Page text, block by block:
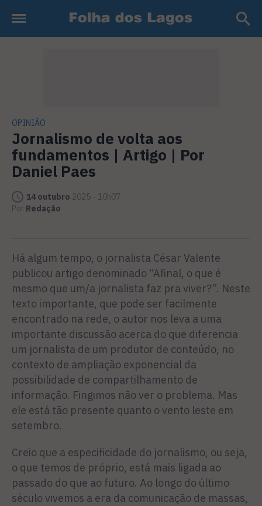
OPINIÃO
Jornalismo de volta aos
fundamentos | Artigo | Por
Daniel Paes
14 outubro 2025 - 10h07
Por Redação
Há algum tempo, o jornalista César Valente
publicou artigo denominado “Afinal, o que é
mesmo que um/a jornalista faz pra viver?”. Neste
texto importante, que pode ser facilmente
encontrado na rede, o autor nos leva a uma
importante discussão acerca do que diferencia
um jornalista de um produtor de conteúdo, no
contexto de ampliação exponencial da
possibilidade de compartilhamento de
informação. Fingimos não ver o problema. Mas
ele está tão presente quanto o vento leste em
setembro.
Creio que a especificidade do jornalismo, ou seja,
o que temos de próprio, está mais ligada ao
passado do que ao futuro. Ao longo do último
século vivemos a era da comunicação de massas,